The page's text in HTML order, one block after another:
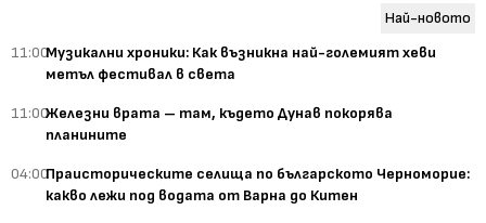
Най-новото
11:00Музикални хроники: Как възникна най-големият хеви
метъл фестивал в света
11:00Железни врата – там, където Дунав покорява
планините
04:00Праисторическите селища по българското Черноморие:
какво лежи под водата от Варна до Китен